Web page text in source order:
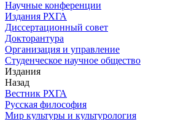
Научные конференции
Издания РХГА
Диссертационный совет
Докторантура
Организация и управление
Студенческое научное общество
Издания
Назад
Вестник РХГА
Русская философия
Мир культуры и культурология